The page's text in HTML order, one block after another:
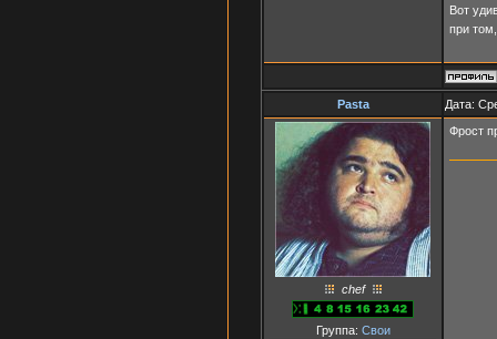
Вот
при
Pasta Дата:
chef
Группа: Свои
Фрост